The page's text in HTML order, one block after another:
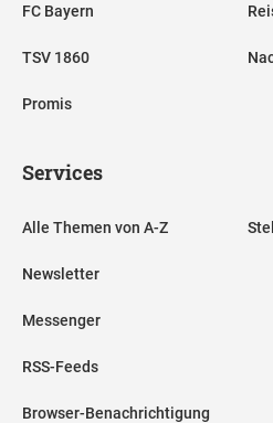
FC Bayern
TSV 1860
Promis
Services
Alle Themen von A-Z
Newsletter
Messenger
RSS-Feeds
Browser-Benachrichtigung